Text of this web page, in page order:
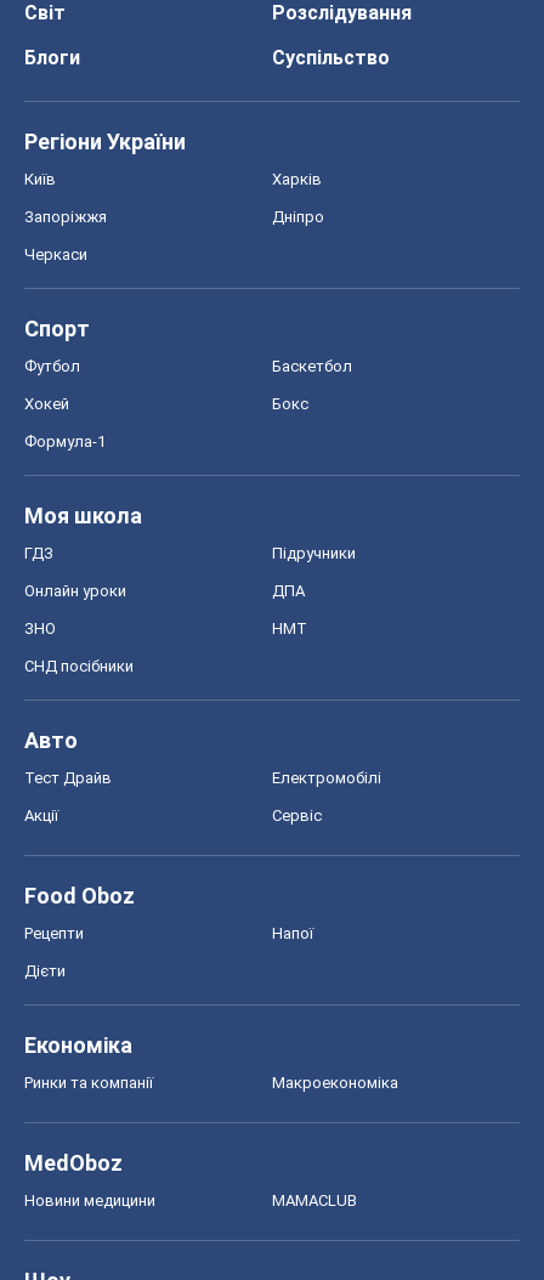
Світ
Розслідування
Блоги
Суспільство
Регіони України
Київ Харків
Запоріжжя Дніпро
Черкаси
Спорт
Футбол Баскетбол
Хокей Бокс
Формула-1
Моя школа
ГДЗ Підручники
Онлайн уроки ДПА
ЗНО НМТ
СНД посібники
Авто
Тест Драйв Електромобілі
Акції Сервіс
Food Oboz
Рецепти Напої
Дієти
Економіка
Ринки та компанії Макроекономіка
MedOboz
Новини медицини MAMACLUB